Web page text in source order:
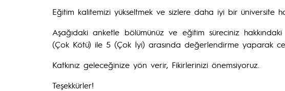
Eğitim kalitemizi yükseltmek ve sizlere daha iyi bir üniversite
Aşağıdaki anketle bölümünüz ve eğitim süreciniz
(Çok Kötü) ile 5 (Çok İyi) arasında değerlendirme yaparak
Katkınız geleceğinize yön verir, Fikirlerinizi önemsiyoruz.
Teşekkürler!